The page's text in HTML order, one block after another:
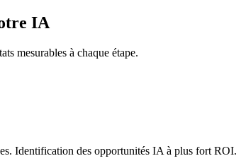
IA
mesurables à chaque étape.
Identification des opportunités IA à plus fort ROI.